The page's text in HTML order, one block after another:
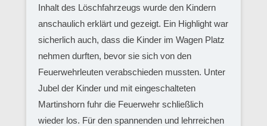
Inhalt des Löschfahrzeugs wurde den Kindern
anschaulich erklärt und gezeigt. Ein Highlight war
sicherlich auch, dass die Kinder im Wagen Platz
nehmen durften, bevor sie sich von den
Feuerwehrleuten verabschieden mussten. Unter
Jubel der Kinder und mit eingeschalteten
Martinshorn fuhr die Feuerwehr schließlich
wieder los. Für den spannenden und lehrreichen